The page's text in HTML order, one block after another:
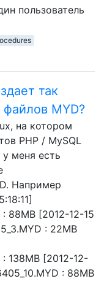
пользователь
так
MYD?
на котором
PHP / MySQL
у меня есть
Например
88MB [2012-12-15
: 22MB
138MB [2012-12-
: 88MB